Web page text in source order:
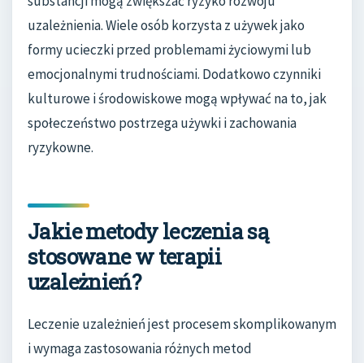
uzależnienia. Wiele osób korzysta z używek jako
formy ucieczki przed problemami życiowymi lub
emocjonalnymi trudnościami. Dodatkowo czynniki
kulturowe i środowiskowe mogą wpływać na to, jak
społeczeństwo postrzega używki i zachowania
ryzykowne.
Jakie metody leczenia są
stosowane w terapii
uzależnień?
Leczenie uzależnień jest procesem skomplikowanym
i wymaga zastosowania różnych metod